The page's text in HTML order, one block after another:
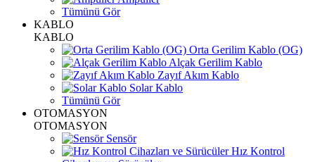
Tümünü Gör
KABLO
KABLO
Orta Gerilim Kablo (OG)
Alçak Gerilim Kablo
Zayıf Akım Kablo
Solar Kablo
Tümünü Gör
OTOMASYON
OTOMASYON
Sensör
Hız Kontrol